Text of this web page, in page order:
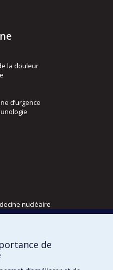
la douleur
d’urgence
nucléaire
physique
de